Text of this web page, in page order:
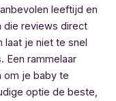
leeftijd en
die reviews direct
laat je niet te snel
Een rammelaar
om je baby te
optie de beste,